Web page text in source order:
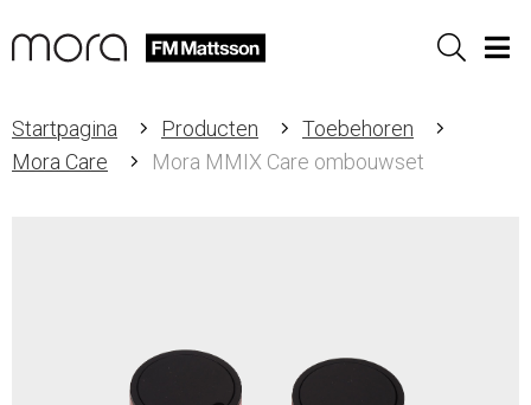
Sök
Startpagina Producten
Toebehoren
Mora Care
Mora MMIX Care ombouwset